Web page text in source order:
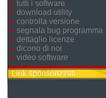
tutti i software
download utility
controlla versione
segnala bug programma
dettaglio licenze
dicono di noi
video software
Link sponsorizzati